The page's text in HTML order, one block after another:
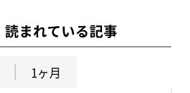
読まれている記事
1ヶ月